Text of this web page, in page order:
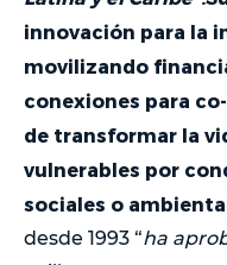
innovación para la
movilizando
conexiones para
de transformar la
vulnerables por
sociales o
desde 1993 “ha